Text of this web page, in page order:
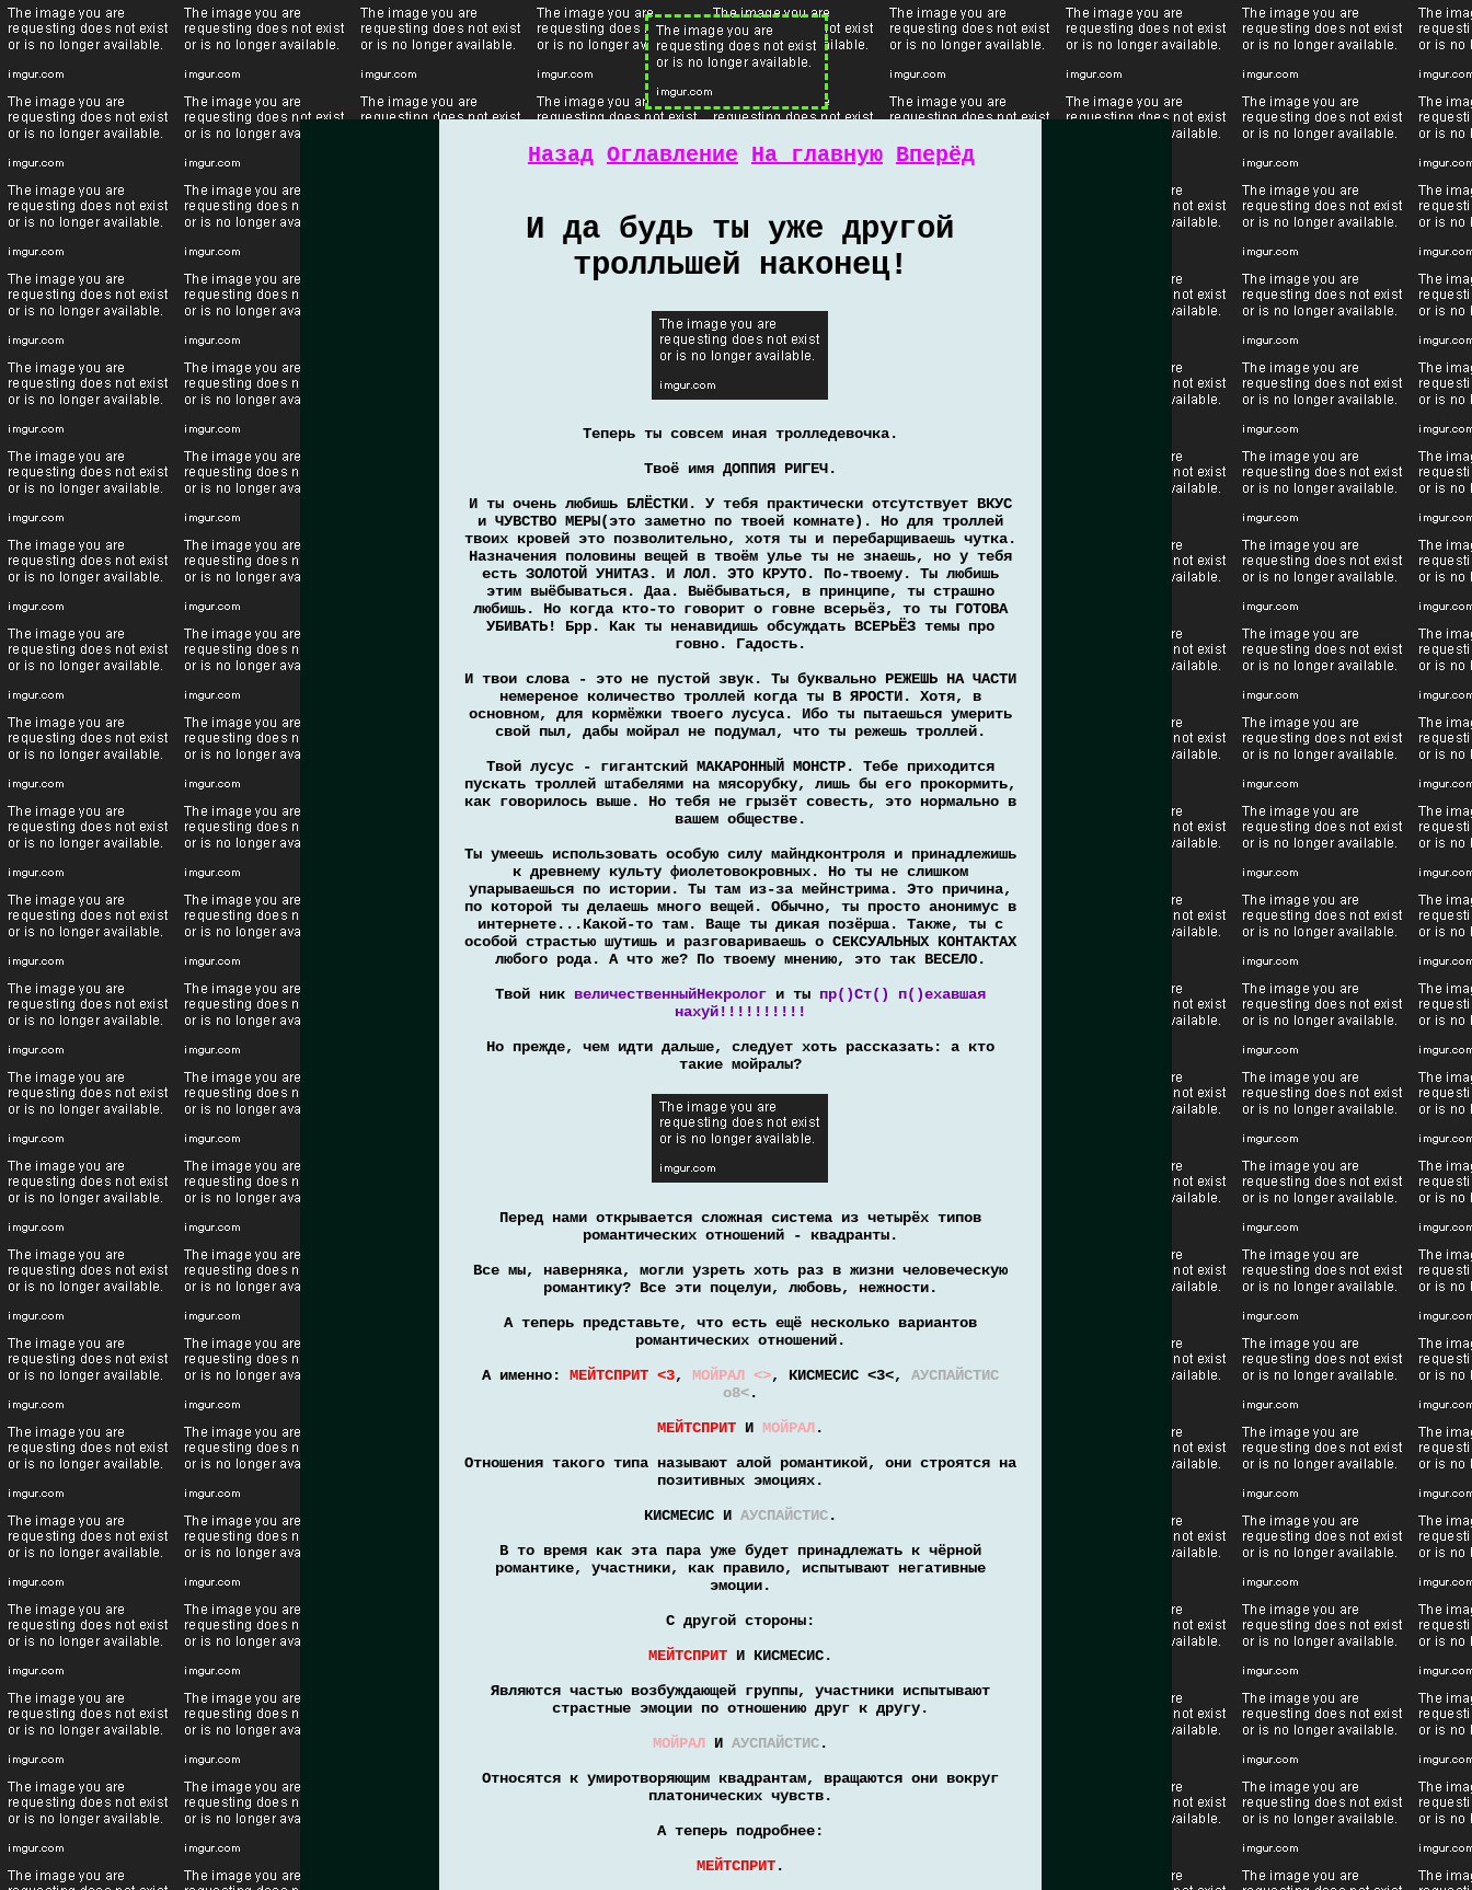
Назад Оглавление На главную Вперёд
И да будь ты уже другой
тролльшей наконец!
Теперь ты совсем иная тролледевочка.
Твоё имя ДОППИЯ РИГЕЧ.
И ты очень любишь БЛЁСТКИ. У тебя практически отсутствует ВКУС
и ЧУВСТВО МЕРЫ(это заметно по твоей комнате). Но для троллей
твоих кровей это позволительно, хотя ты и перебарщиваешь чутка.
Назначения половины вещей в твоём улье ты не знаешь, но у тебя
есть ЗОЛОТОЙ УНИТАЗ. И ЛОЛ. ЭТО КРУТО. По-твоему. Ты любишь
этим выёбываться. Даа. Выёбываться, в принципе, ты страшно
любишь. Но когда кто-то говорит о говне всерьёз, то ты ГОТОВА
УБИВАТЬ! Брр. Как ты ненавидишь обсуждать ВСЕРЬЁЗ темы про
говно. Гадость.
И твои слова - это не пустой звук. Ты буквально РЕЖЕШЬ НА ЧАСТИ
немереное количество троллей когда ты В ЯРОСТИ. Хотя, в
основном, для кормёжки твоего лусуса. Ибо ты пытаешься умерить
свой пыл, дабы мойрал не подумал, что ты режешь троллей.
Твой лусус - гигантский МАКАРОННЫЙ МОНСТР. Тебе приходится
пускать троллей штабелями на мясорубку, лишь бы его прокормить,
как говорилось выше. Но тебя не грызёт совесть, это нормально в
вашем обществе.
Ты умеешь использовать особую силу майндконтроля и принадлежишь
к древнему культу фиолетовокровных. Но ты не слишком
упарываешься по истории. Ты там из-за мейнстрима. Это причина,
по которой ты делаешь много вещей. Обычно, ты просто анонимус в
интернете...Какой-то там. Ваще ты дикая позёрша. Также, ты с
особой страстью шутишь и разговариваешь о СЕКСУАЛЬНЫХ КОНТАКТАХ
любого рода. А что же? По твоему мнению, это так ВЕСЕЛО.
Твой ник величественныйНекрологи ты пр()Ст() п()ехавшая
нахуй!!!!!!!!!!
Но прежде, чем идти дальше, следует хоть рассказать: а кто
такие мойралы?
Перед нами открывается сложная система из четырёх типов
романтических отношений - квадранты.
Все мы, наверняка, могли узреть хоть раз в жизни человеческую
романтику? Все эти поцелуи, любовь, нежности.
А теперь представьте, что есть ещё несколько вариантов
романтических отношений.
А именно: МЕЙТСПРИТ <3, МОЙРАЛ <>, КИСМЕСИС <3<,
АУСПАЙСТИС
o8<.
МЕЙТСПРИТИ МОЙРАЛ.
Отношения такого типа называют алой романтикой, они строятся на
позитивных эмоциях.
КИСМЕСИС И АУСПАЙСТИС.
В то время как эта пара уже будет принадлежать к чёрной
романтике, участники, как правило, испытывают негативные
эмоции.
С другой стороны:
МЕЙТСПРИТИ КИСМЕСИС.
Являются частью возбуждающей группы, участники испытывают
страстные эмоции по отношению друг к другу.
МОЙРАЛИ АУСПАЙСТИС.
Относятся к умиротворяющим квадрантам, вращаются они вокруг
платонических чувств.
А теперь подробнее:
МЕЙТСПРИТ.